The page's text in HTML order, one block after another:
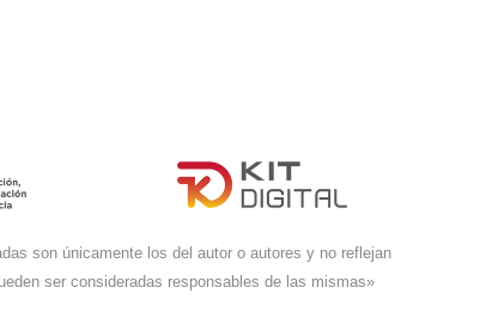
son únicamente los del autor o autores y no reflejan
ser consideradas responsables de las mismas»